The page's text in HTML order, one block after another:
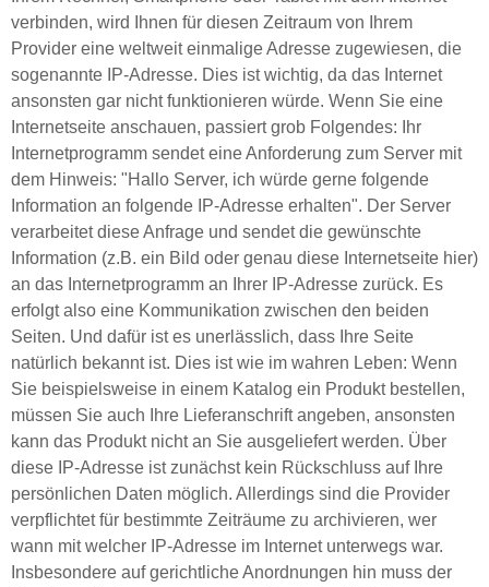
verbinden, wird Ihnen für diesen Zeitraum von Ihrem
Provider eine weltweit einmalige Adresse zugewiesen, die
sogenannte IP-Adresse. Dies ist wichtig, da das Internet
ansonsten gar nicht funktionieren würde. Wenn Sie eine
Internetseite anschauen, passiert grob Folgendes: Ihr
Internetprogramm sendet eine Anforderung zum Server mit
dem Hinweis: "Hallo Server, ich würde gerne folgende
Information an folgende IP-Adresse erhalten". Der Server
verarbeitet diese Anfrage und sendet die gewünschte
Information (z.B. ein Bild oder genau diese Internetseite hier)
an das Internetprogramm an Ihrer IP-Adresse zurück. Es
erfolgt also eine Kommunikation zwischen den beiden
Seiten. Und dafür ist es unerlässlich, dass Ihre Seite
natürlich bekannt ist. Dies ist wie im wahren Leben: Wenn
Sie beispielsweise in einem Katalog ein Produkt bestellen,
müssen Sie auch Ihre Lieferanschrift angeben, ansonsten
kann das Produkt nicht an Sie ausgeliefert werden. Über
diese IP-Adresse ist zunächst kein Rückschluss auf Ihre
persönlichen Daten möglich. Allerdings sind die Provider
verpflichtet für bestimmte Zeiträume zu archivieren, wer
wann mit welcher IP-Adresse im Internet unterwegs war.
Insbesondere auf gerichtliche Anordnungen hin muss der